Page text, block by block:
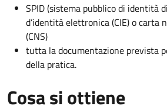
SPID (sistema pubblico di identità
d’identità elettronica (CIE) o carta
(CNS)
tutta la documentazione prevista
della pratica.
Cosa si ottiene